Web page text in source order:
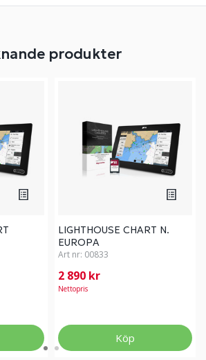
produkter
LIGHTHOUSE CHART N.
EUROPA
Art nr: 00833
2 890 kr
Nettopris
Köp